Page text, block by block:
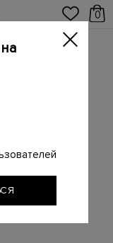
0
уборы